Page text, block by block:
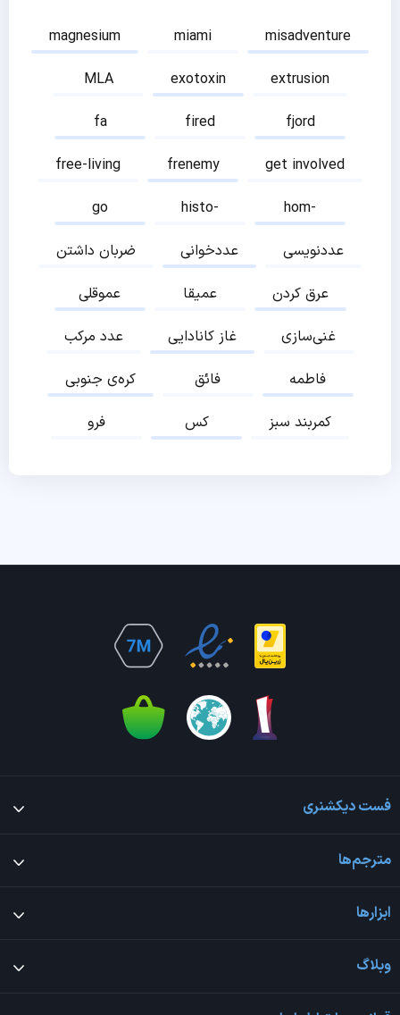
magnesium miami
misadventure
MLA
exotoxin
extrusion
fa
fired
fjord
free-living
frenemy
get involved
go
histo-
hom-
ضربان داشتن
عددخوانی
عددنویسی
عموقلی
عمیقا
عرق کردن
عدد مرکب
غاز کانادایی
غنی‌سازی
کره‌ی جنوبی
فائق
فاطمه
فرو
کس کمربند سبز
فست دیکشنری
مترجم‌ها
ابزارها
وبلاگ